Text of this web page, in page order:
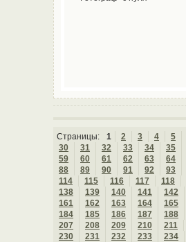
Страницы: 1 2 3 4 5
30
31 32 33 34 35
59
60 61 62 63 64
88
89 90 91 92 93
114
115 116 117 118
138
139 140 141 142
161
162 163 164 165
184
185 186 187 188
207
208 209 210 211
230
231 232 233 234